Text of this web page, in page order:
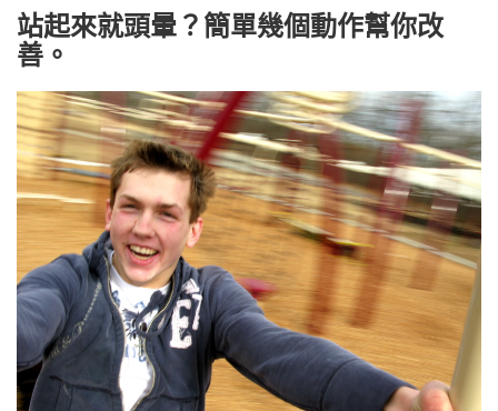
站起來就頭暈？簡單幾個動作幫你改
善。